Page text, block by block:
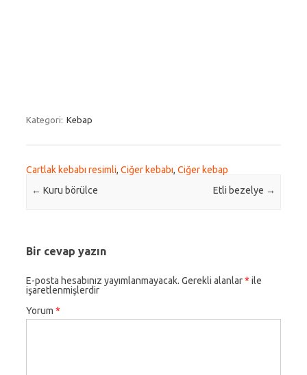
Kategori: Kebap
Cartlak kebabı resimli, Ciğer kebabı, Ciğer kebap
Post navigation
← Kuru börülce Etli bezelye →
Bir cevap yazın
E-posta hesabınız yayımlanmayacak. Gerekli alanlar* ile
işaretlenmişlerdir
Yorum *